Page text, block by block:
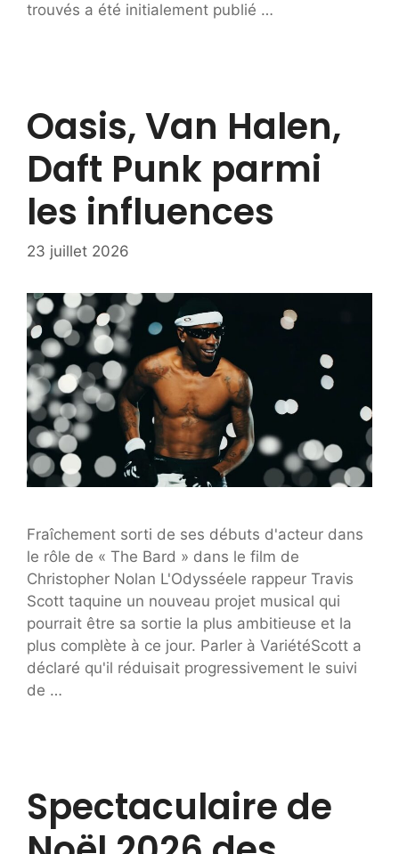
trouvés a été initialement publié …
Oasis, Van Halen,
Daft Punk parmi
les influences
23 juillet 2026
Fraîchement sorti de ses débuts d'acteur dans
le rôle de « The Bard » dans le film de
Christopher Nolan L'Odysséele rappeur Travis
Scott taquine un nouveau projet musical qui
pourrait être sa sortie la plus ambitieuse et la
plus complète à ce jour. Parler à VariétéScott a
déclaré qu'il réduisait progressivement le suivi
de …
Spectaculaire de